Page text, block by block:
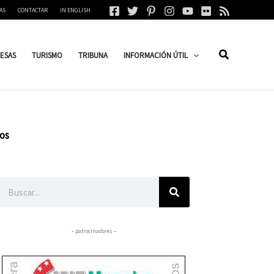
CONTACTAR IN ENGLISH
TURISMO TRIBUNA INFORMACIÓN ÚTIL
– patrocinadores –